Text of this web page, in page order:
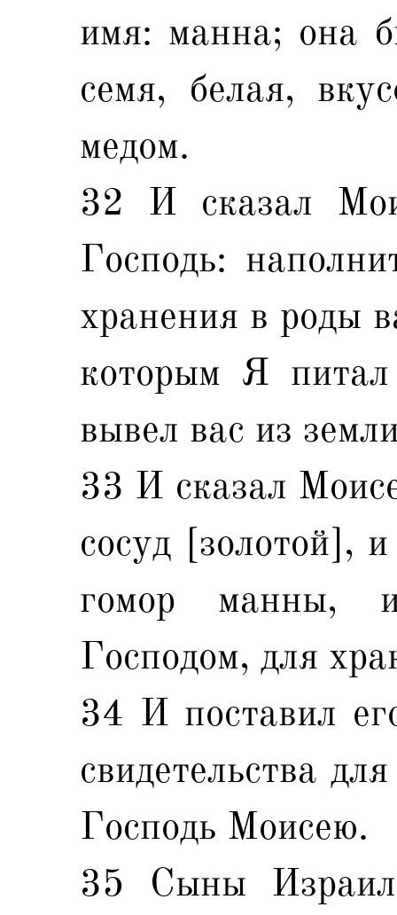
имя: манна; она
семя, белая,
медом.
32 И сказал
Господь:
хранения в роды
которым Я
вывел вас из
33 И сказал
сосуд [золотой],
гомор манны,
Господом, для
34 И поставил
свидетельства
Господь Моисею.
35 Сыны